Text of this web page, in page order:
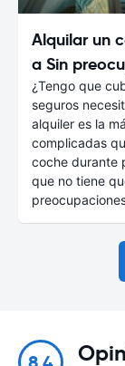
Alquilar un
a Sin
¿Tengo que
seguros
alquiler es la
complicadas
coche durante
que no tiene